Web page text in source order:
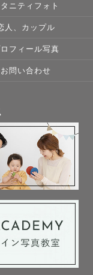
ニティフォト
人、カップル
フィール写真
お問い合わせ